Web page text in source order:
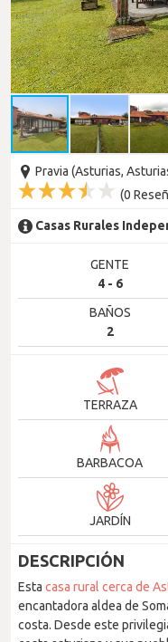
Pravia (Asturias,
(0
Casas Rurales
GENTE
4 - 6
BAÑOS
2
TERRAZA
BARBACOA
JARDÍN
DESCRIPCIÓN
Esta casa rural cerca de
encantadora aldea de
costa. Desde este